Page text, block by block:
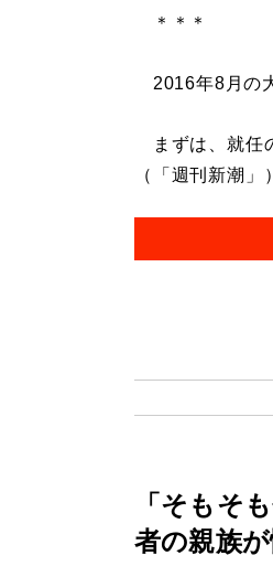
＊＊＊
2016年8月の
まずは、就任
（「週刊新潮
「そもそ
者の親族